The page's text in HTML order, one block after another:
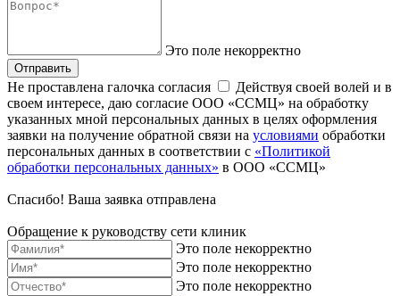
Это поле некорректно
Отправить
Не проставлена галочка согласия
Действуя своей волей и в
своем интересе, даю согласие ООО «ССМЦ» на обработку
указанных мной персональных данных в целях оформления
заявки на получение обратной связи на условиями обработки
персональных данных в соответствии с «Политикой
обработки персональных данных» в ООО «ССМЦ»
Спасибо! Ваша заявка отправлена
Обращение к руководству сети клиник
Это поле некорректно
Это поле некорректно
Это поле некорректно